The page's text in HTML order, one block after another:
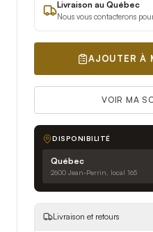
Livraison au Québec
Nous vous contacterons
AJOUTER À
VOIR MA
DISPONIBILITÉ
Québec
2600 Jean-Perrin, local 165
Livraison et retours